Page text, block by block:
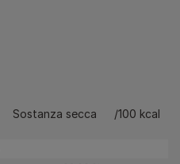
Sostanza secca /100 kcal